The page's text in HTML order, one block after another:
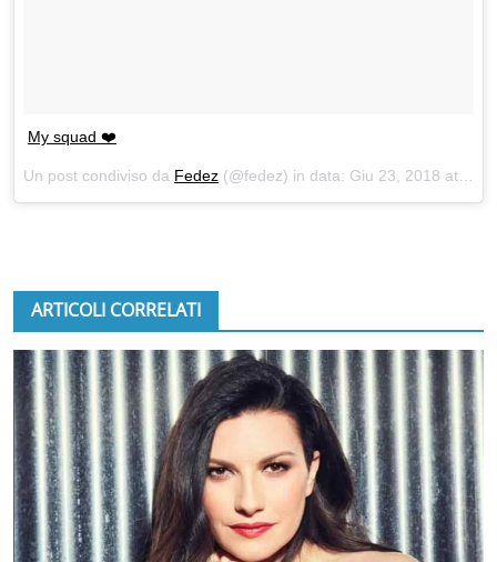
My squad ❤️
Un post condiviso da Fedez (@fedez) in data: Giu 23, 2018 at 10:44 PDT
ARTICOLI CORRELATI